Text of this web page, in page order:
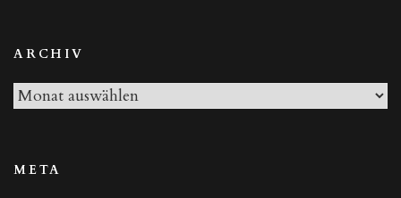
ARCHIV
Archiv
META